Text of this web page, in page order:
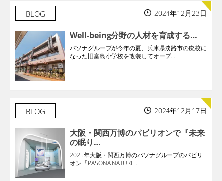
BLOG 2024年12月23日
Well-being分野の人材を育成する…
パソナグループが今年の夏、兵庫県淡路市の廃校に
なった旧富島小学校を改装してオープ...
BLOG 2024年12月17日
大阪・関西万博のパビリオンで『未来
の眠り…
2025年大阪・関西万博のパソナグループのパビリ
オン「PASONA NATURE...